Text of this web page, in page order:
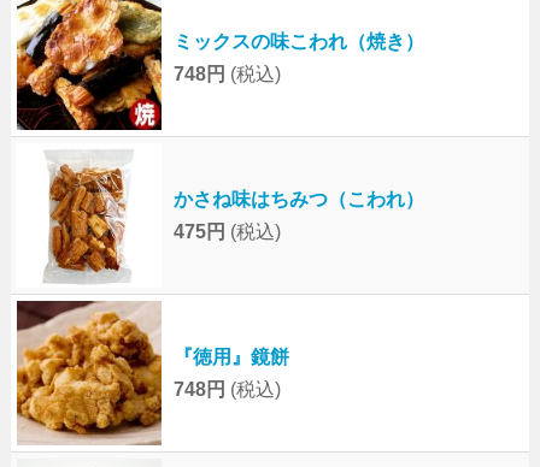
ミックスの味こわれ（焼き）
748円 (税込)
かさね味はちみつ（こわれ）
475円 (税込)
『徳用』鏡餅
748円 (税込)